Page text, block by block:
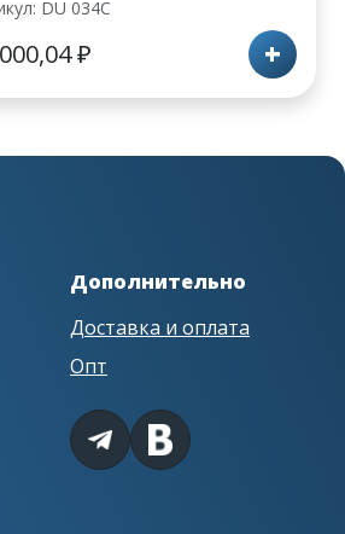
DU 034C
₽ +
Дополнительно
Доставка и оплата
Опт